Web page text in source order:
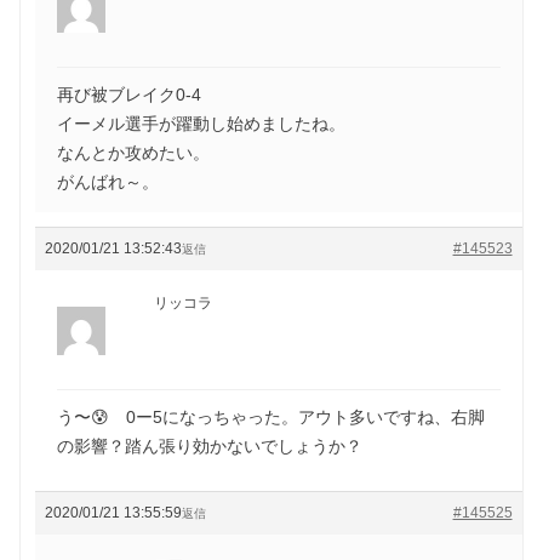
再び被ブレイク0-4
イーメル選手が躍動し始めましたね。
なんとか攻めたい。
がんばれ～。
2020/01/21 13:52:43 #145523
返信
リッコラ
う〜😰 0ー5になっちゃった。アウト多いですね、右脚
の影響？踏ん張り効かないでしょうか？
2020/01/21 13:55:59 #145525
返信